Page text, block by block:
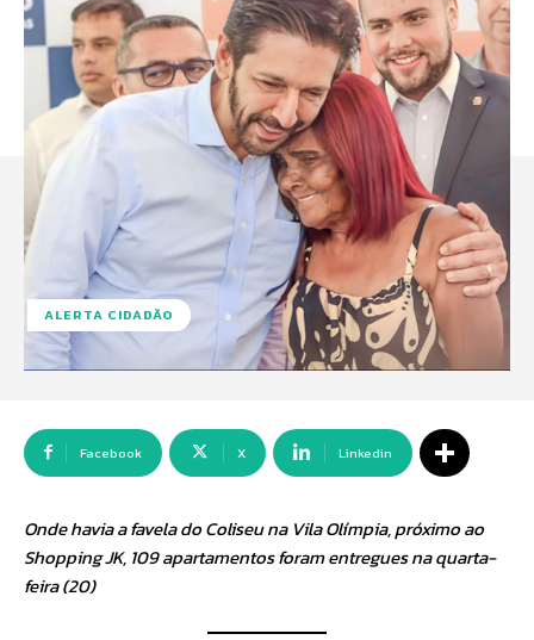
ALERTA CIDADÃO
Facebook X Linkedin
Onde havia a favela do Coliseu na Vila Olímpia, próximo ao
Shopping JK, 109 apartamentos foram entregues na quarta-
feira (20)